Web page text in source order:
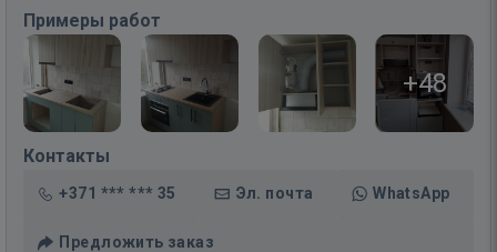
Примеры работ
+48
Контакты
+371 *** *** 35 Эл. почта WhatsApp
Предложить заказ